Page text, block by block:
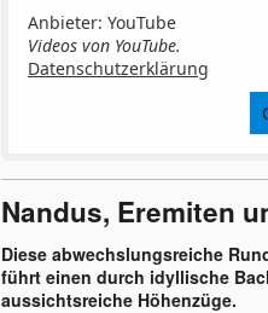
Anbieter: YouTube
Videos von YouTube.
Datenschutzerklärung
Nandus, Eremiten
Diese abwechslungsreiche
führt einen durch idyllische
aussichtsreiche Höhenzüge.